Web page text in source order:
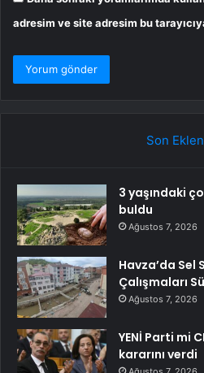
adresim ve site adresim bu
Son
3 yaşındaki
buldu
Ağustos 7, 2026
Havza’da Sel
Çalışmaları
Ağustos 7, 2026
YENİ Parti mi
kararını verdi